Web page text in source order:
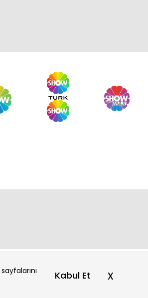
sayfalarını
Kabul Et x